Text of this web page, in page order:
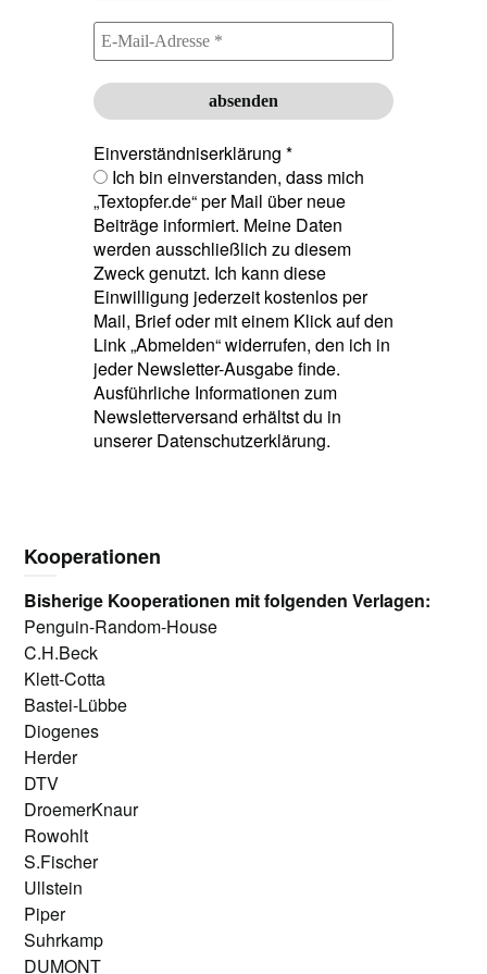
Einverständniserklärung *
Ich bin einverstanden, dass mich
„Textopfer.de“ per Mail über neue
Beiträge informiert. Meine Daten
werden ausschließlich zu diesem
Zweck genutzt. Ich kann diese
Einwilligung jederzeit kostenlos per
Mail, Brief oder mit einem Klick auf den
Link „Abmelden“ widerrufen, den ich in
jeder Newsletter-Ausgabe finde.
Ausführliche Informationen zum
Newsletterversand erhältst du in
unserer Datenschutzerklärung.
Kooperationen
Bisherige Kooperationen mit folgenden Verlagen:
Penguin-Random-House
C.H.Beck
Klett-Cotta
Bastei-Lübbe
Diogenes
Herder
DTV
DroemerKnaur
Rowohlt
S.Fischer
Ullstein
Piper
Suhrkamp
DUMONT